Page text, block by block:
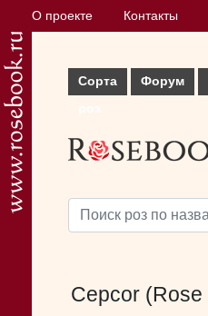
О проекте Контакты
Сорта
Форум
Cepcor